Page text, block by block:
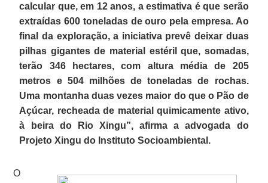
calcular que, em 12 anos, a estimativa é que serão
extraídas 600 toneladas de ouro pela empresa. Ao
final da exploração, a iniciativa prevê deixar duas
pilhas gigantes de material estéril que, somadas,
terão 346 hectares, com altura média de 205
metros e 504 milhões de toneladas de rochas.
Uma montanha duas vezes maior do que o Pão de
Açúcar, recheada de material quimicamente ativo,
à beira do Rio Xingu”, afirma a advogada do
Projeto Xingu do Instituto Socioambiental.
O